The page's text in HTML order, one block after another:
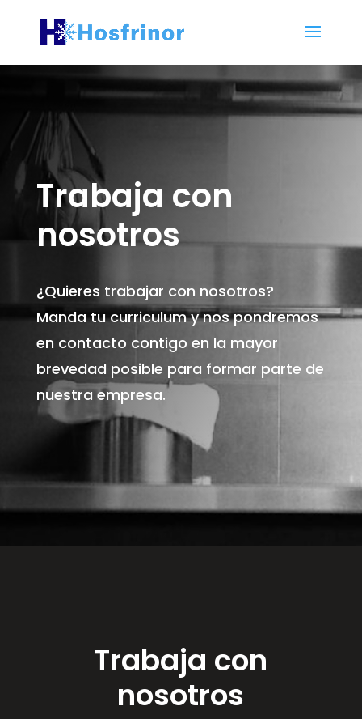
Trabaja con
nosotros
¿Quieres trabajar con nosotros?
Manda tu curriculum y nos pondremos
en contacto contigo en la mayor
brevedad posible para formar parte de
nuestra empresa.
Trabaja con
nosotros